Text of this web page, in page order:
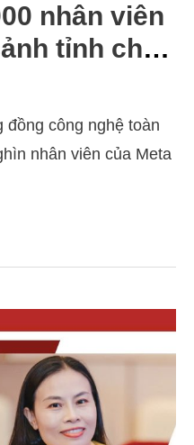
nhân viên
tỉnh cho
Nam
AI
đồng công nghệ toàn
nhân viên của Meta